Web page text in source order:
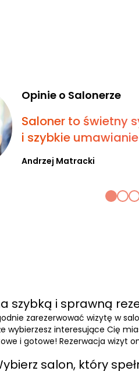
Opinie o Salonerze
Saloner to świetny
i szybkie
Andrzej Matracki
szybką i sprawną
zarezerwować wizytę w
interesujące Cię
i gotowe! Rezerwacja wizyt
salon, który